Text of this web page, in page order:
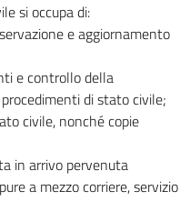
si occupa di:
e aggiornamento
e controllo della
di stato civile;
civile, nonché copie
in arrivo pervenuta
a mezzo corriere, servizio